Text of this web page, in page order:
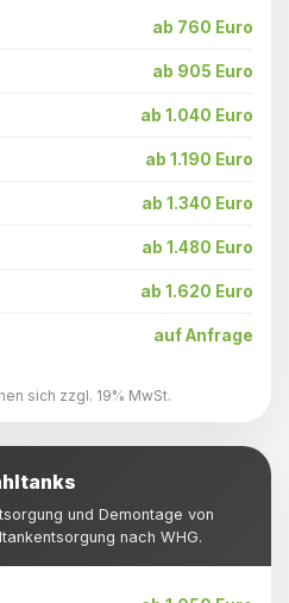
ab 760 Euro
ab 905 Euro
ab 1.040 Euro
ab 1.190 Euro
ab 1.340 Euro
ab 1.480 Euro
ab 1.620 Euro
auf Anfrage
sich zzgl. 19% MwSt.
und Demontage von
nach WHG.